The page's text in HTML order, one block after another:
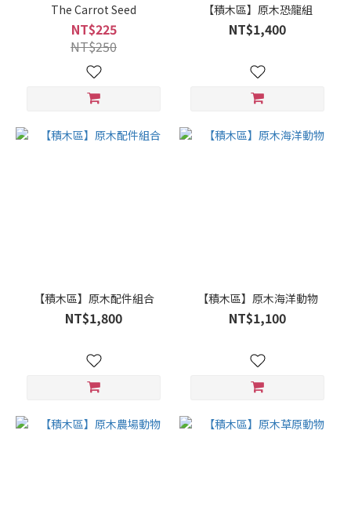
The Carrot Seed
NT$225
NT$250
【積木區】原木恐龍組
NT$1,400
【積木區】原木配件組合
NT$1,800
【積木區】原木海洋動物
NT$1,100